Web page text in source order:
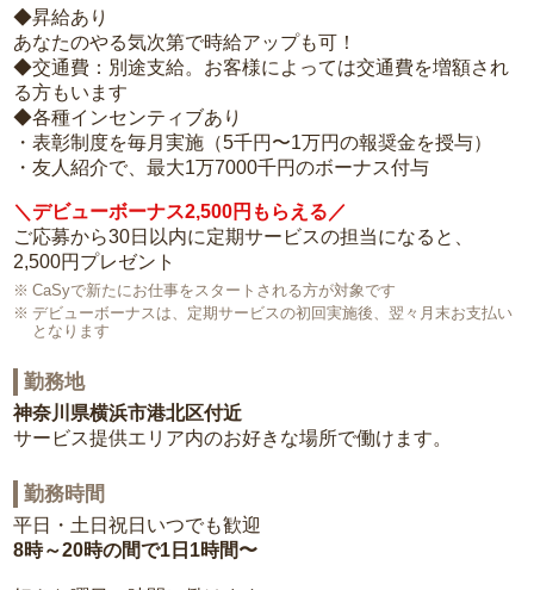
◆昇給あり
あなたのやる気次第で時給アップも可！
◆交通費：別途支給。お客様によっては交通費を増額され
る方もいます
◆各種インセンティブあり
・表彰制度を毎月実施（5千円〜1万円の報奨金を授与）
・友人紹介で、最大1万7000千円のボーナス付与
＼デビューボーナス2,500円もらえる／
ご応募から30日以内に定期サービスの担当になると、
2,500円プレゼント
CaSyで新たにお仕事をスタートされる方が対象です
デビューボーナスは、定期サービスの初回実施後、翌々月末お支払い
となります
勤務地
神奈川県横浜市港北区付近
サービス提供エリア内のお好きな場所で働けます。
勤務時間
平日・土日祝日いつでも歓迎
8時～20時の間で1日1時間〜